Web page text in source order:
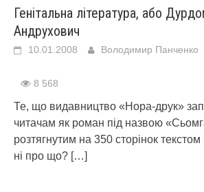
Генітальна література, або
Андрухович
10.01.2008 Володимир Панченко
8 568
Те, що видавництво «Нора-друк»
читачам як роман під назвою
розтягнутим на 350 сторінок
ні про що? […]